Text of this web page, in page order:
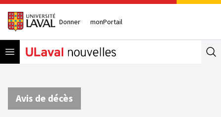
Donner monPortail
Open menu
Avis de décès